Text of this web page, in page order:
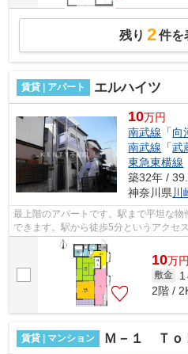
残り 2件を
賃貸 | アパート エルハイツ
10万円
南武線 「向
南武線 「武
東急東横線
築32年 /
神奈川県川
最上階のアパートです。駅まで平坦な
できます。駅から徒歩5分というアクセ
こちらは初期費用をカードでお支払いい...
10万円
敷金 1
2階 /
賃貸 | マンション Ｍ－１ Ｔ